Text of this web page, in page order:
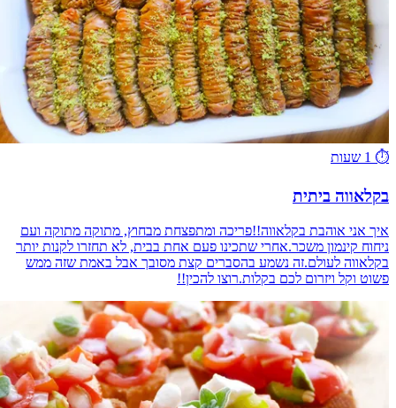
⏱️ 1 שעות
בקלאווה ביתית
איך אני אוהבת בקלאווה!!פריכה ומתפצחת מבחוץ, מתוקה מתוקה ועם
ניחוח קינמון משכר.אחרי שתכינו פעם אחת בבית, לא תחזרו לקנות יותר
בקלאווה לעולם.זה נשמע בהסברים קצת מסובך אבל באמת שזה ממש
פשוט וקל ויזרום לכם בקלות.רוצו להכין!!